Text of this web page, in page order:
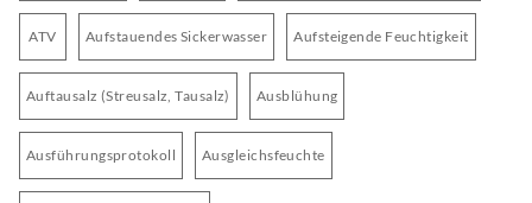
ATV Aufstauendes Sickerwasser Aufsteigende Feuchtigkeit
Auftausalz (Streusalz, Tausalz) Ausblühung
Ausführungsprotokoll Ausgleichsfeuchte